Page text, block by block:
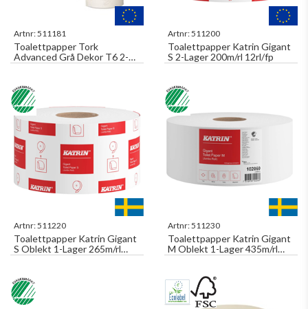
Artnr:511181
Toalettpapper Tork
Advanced Grå Dekor T6 2-
Lager 100m/rl 27rl/fp
Artnr:511200
Toalettpapper Katrin Gigant
S 2-Lager 200m/rl 12rl/fp
Artnr:511220
Toalettpapper Katrin Gigant
S Oblekt 1-Lager 265m/rl
12rl/fp
Artnr:511230
Toalettpapper Katrin Gigant
M Oblekt 1-Lager 435m/rl
6rl/fp